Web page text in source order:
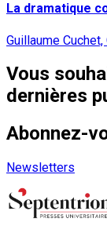
La dramatique
Guillaume
Vous
dernières
Abonnez-
Newsletters